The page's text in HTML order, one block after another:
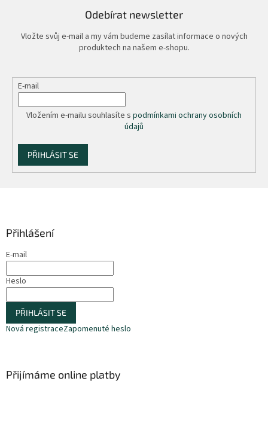
Odebírat newsletter
Vložte svůj e-mail a my vám budeme zasílat informace o nových
produktech na našem e-shopu.
E-mail
Vložením e-mailu souhlasíte s podmínkami ochrany osobních
údajů
PŘIHLÁSIT SE
Přihlášení
E-mail
Heslo
PŘIHLÁSIT SE
Nová registraceZapomenuté heslo
Přijímáme online platby